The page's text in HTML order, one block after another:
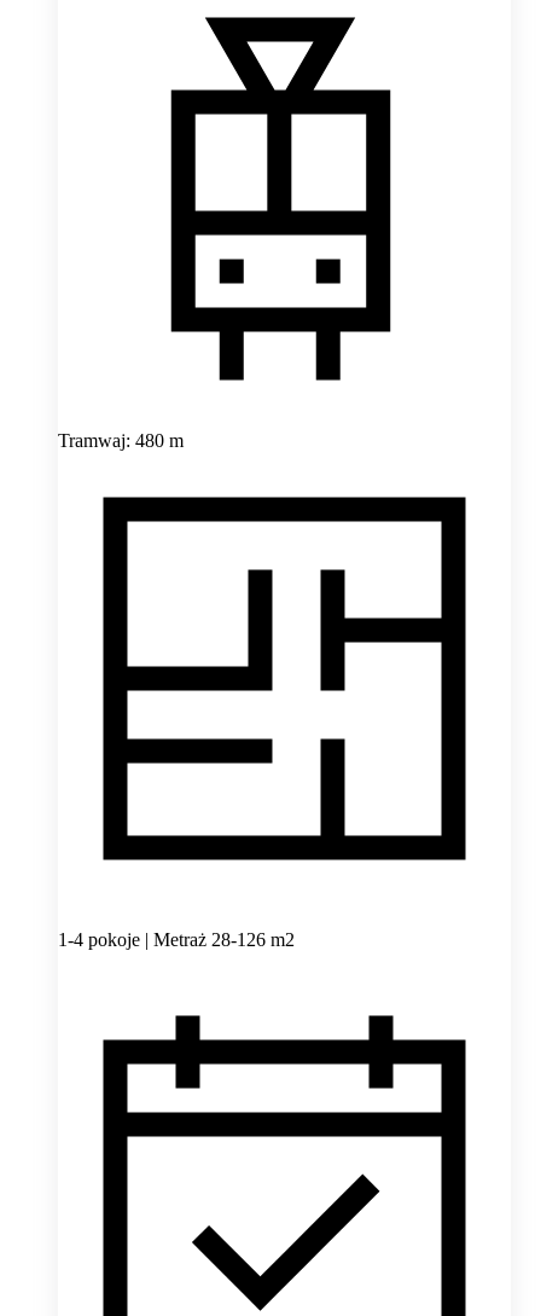
Tramwaj: 480 m
1-4 pokoje | Metraż 28-126 m2